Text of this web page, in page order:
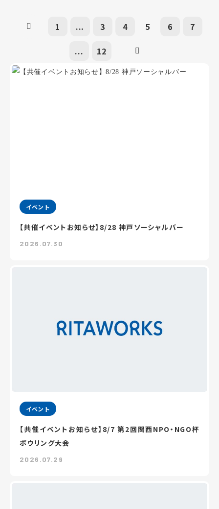
1 ... 3 4 5 6 7
... 12
イベント
【共催イベントお知らせ】8/28 神戸ソーシャルバー
2026.07.30
イベント
【共催イベントお知らせ】8/7 第2回関西NPO・NGO杯
ボウリング大会
2026.07.29